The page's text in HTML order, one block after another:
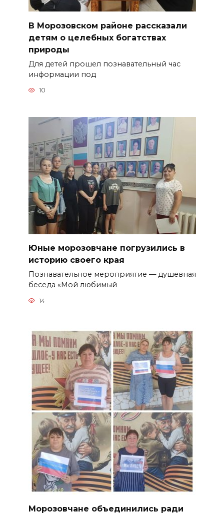
В Морозовском районе рассказали
детям о целебных богатствах
природы
Для детей прошел познавательный час
информации под
10
Юные морозовчане погрузились в
историю своего края
Познавательное мероприятие — душевная
беседа «Мой любимый
14
Морозовчане объединились ради